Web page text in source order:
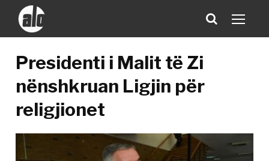
Presidenti i Malit të Zi
nënshkruan Ligjin për
religjionet